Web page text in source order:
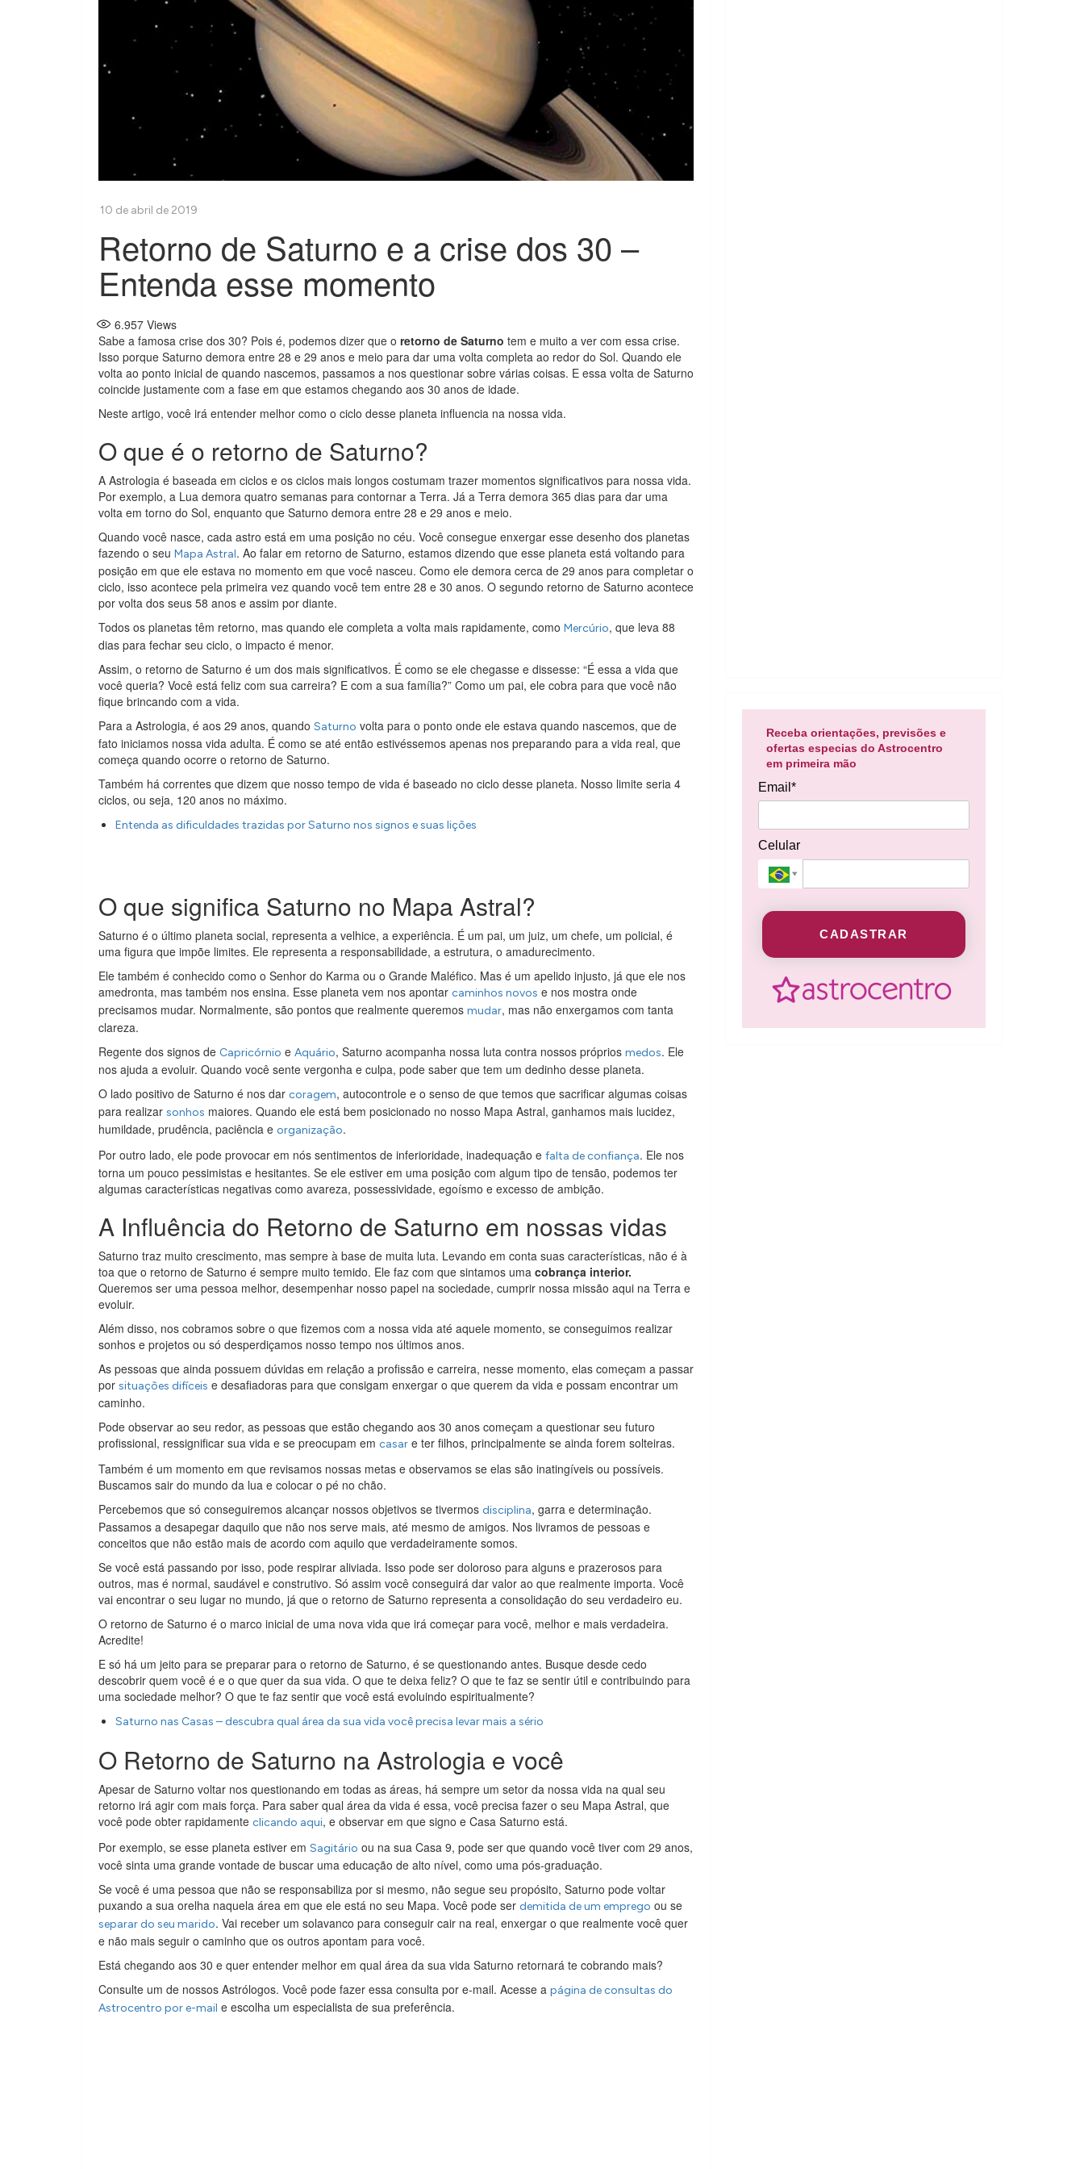
Retorno de Saturno e a crise dos 30 –
Entenda esse momento
6.957 Views
Sabe a famosa crise dos 30? Pois é, podemos dizer que o retorno de Saturno tem e muito a ver com essa crise.
Isso porque Saturno demora entre 28 e 29 anos e meio para dar uma volta completa ao redor do Sol. Quando ele
volta ao ponto inicial de quando nascemos, passamos a nos questionar sobre várias coisas. E essa volta de Saturno
coincide justamente com a fase em que estamos chegando aos 30 anos de idade.
Neste artigo, você irá entender melhor como o ciclo desse planeta influencia na nossa vida.
O que é o retorno de Saturno?
A Astrologia é baseada em ciclos e os ciclos mais longos costumam trazer momentos significativos para nossa vida.
Por exemplo, a Lua demora quatro semanas para contornar a Terra. Já a Terra demora 365 dias para dar uma
volta em torno do Sol, enquanto que Saturno demora entre 28 e 29 anos e meio.
Quando você nasce, cada astro está em uma posição no céu. Você consegue enxergar esse desenho dos planetas
fazendo o seu Mapa Astral. Ao falar em retorno de Saturno, estamos dizendo que esse planeta está voltando para
posição em que ele estava no momento em que você nasceu. Como ele demora cerca de 29 anos para completar o
ciclo, isso acontece pela primeira vez quando você tem entre 28 e 30 anos. O segundo retorno de Saturno acontece
por volta dos seus 58 anos e assim por diante.
Todos os planetas têm retorno, mas quando ele completa a volta mais rapidamente, como Mercúrio, que leva 88
dias para fechar seu ciclo, o impacto é menor.
Assim, o retorno de Saturno é um dos mais significativos. É como se ele chegasse e dissesse: “É essa a vida que
você queria? Você está feliz com sua carreira? E com a sua família?” Como um pai, ele cobra para que você não
fique brincando com a vida.
Para a Astrologia, é aos 29 anos, quando Saturno volta para o ponto onde ele estava quando nascemos, que de
fato iniciamos nossa vida adulta. É como se até então estivéssemos apenas nos preparando para a vida real, que
começa quando ocorre o retorno de Saturno.
Também há correntes que dizem que nosso tempo de vida é baseado no ciclo desse planeta. Nosso limite seria 4
ciclos, ou seja, 120 anos no máximo.
Entenda as dificuldades trazidas por Saturno nos signos e suas lições
O que significa Saturno no Mapa Astral?
Saturno é o último planeta social, representa a velhice, a experiência. É um pai, um juiz, um chefe, um policial, é
uma figura que impõe limites. Ele representa a responsabilidade, a estrutura, o amadurecimento.
Ele também é conhecido como o Senhor do Karma ou o Grande Maléfico. Mas é um apelido injusto, já que ele nos
amedronta, mas também nos ensina. Esse planeta vem nos apontar caminhos novos e nos mostra onde
precisamos mudar. Normalmente, são pontos que realmente queremos mudar, mas não enxergamos com tanta
clareza.
Regente dos signos de Capricórnio e Aquário, Saturno acompanha nossa luta contra nossos próprios medos. Ele
nos ajuda a evoluir. Quando você sente vergonha e culpa, pode saber que tem um dedinho desse planeta.
O lado positivo de Saturno é nos dar coragem, autocontrole e o senso de que temos que sacrificar algumas coisas
para realizar sonhos maiores. Quando ele está bem posicionado no nosso Mapa Astral, ganhamos mais lucidez,
humildade, prudência, paciência e organização.
Por outro lado, ele pode provocar em nós sentimentos de inferioridade, inadequação e falta de confiança. Ele nos
torna um pouco pessimistas e hesitantes. Se ele estiver em uma posição com algum tipo de tensão, podemos ter
algumas características negativas como avareza, possessividade, egoísmo e excesso de ambição.
A Influência do Retorno de Saturno em nossas vidas
Saturno traz muito crescimento, mas sempre à base de muita luta. Levando em conta suas características, não é à
toa que o retorno de Saturno é sempre muito temido. Ele faz com que sintamos uma cobrança interior.
Queremos ser uma pessoa melhor, desempenhar nosso papel na sociedade, cumprir nossa missão aqui na Terra e
evoluir.
Além disso, nos cobramos sobre o que fizemos com a nossa vida até aquele momento, se conseguimos realizar
sonhos e projetos ou só desperdiçamos nosso tempo nos últimos anos.
As pessoas que ainda possuem dúvidas em relação a profissão e carreira, nesse momento, elas começam a passar
por situações difíceis e desafiadoras para que consigam enxergar o que querem da vida e possam encontrar um
caminho.
Pode observar ao seu redor, as pessoas que estão chegando aos 30 anos começam a questionar seu futuro
profissional, ressignificar sua vida e se preocupam em casar e ter filhos, principalmente se ainda forem solteiras.
Também é um momento em que revisamos nossas metas e observamos se elas são inatingíveis ou possíveis.
Buscamos sair do mundo da lua e colocar o pé no chão.
Percebemos que só conseguiremos alcançar nossos objetivos se tivermos disciplina, garra e determinação.
Passamos a desapegar daquilo que não nos serve mais, até mesmo de amigos. Nos livramos de pessoas e
conceitos que não estão mais de acordo com aquilo que verdadeiramente somos.
Se você está passando por isso, pode respirar aliviada. Isso pode ser doloroso para alguns e prazerosos para
outros, mas é normal, saudável e construtivo. Só assim você conseguirá dar valor ao que realmente importa. Você
vai encontrar o seu lugar no mundo, já que o retorno de Saturno representa a consolidação do seu verdadeiro eu.
O retorno de Saturno é o marco inicial de uma nova vida que irá começar para você, melhor e mais verdadeira.
Acredite!
E só há um jeito para se preparar para o retorno de Saturno, é se questionando antes. Busque desde cedo
descobrir quem você é e o que quer da sua vida. O que te deixa feliz? O que te faz se sentir útil e contribuindo para
uma sociedade melhor? O que te faz sentir que você está evoluindo espiritualmente?
Saturno nas Casas – descubra qual área da sua vida você precisa levar mais a sério
O Retorno de Saturno na Astrologia e você
Apesar de Saturno voltar nos questionando em todas as áreas, há sempre um setor da nossa vida na qual seu
retorno irá agir com mais força. Para saber qual área da vida é essa, você precisa fazer o seu Mapa Astral, que
você pode obter rapidamente clicando aqui, e observar em que signo e Casa Saturno está.
Por exemplo, se esse planeta estiver em Sagitário ou na sua Casa 9, pode ser que quando você tiver com 29 anos,
você sinta uma grande vontade de buscar uma educação de alto nível, como uma pós-graduação.
Se você é uma pessoa que não se responsabiliza por si mesmo, não segue seu propósito, Saturno pode voltar
puxando a sua orelha naquela área em que ele está no seu Mapa. Você pode ser demitida de um emprego ou se
separar do seu marido. Vai receber um solavanco para conseguir cair na real, enxergar o que realmente você quer
e não mais seguir o caminho que os outros apontam para você.
Está chegando aos 30 e quer entender melhor em qual área da sua vida Saturno retornará te cobrando mais?
Consulte um de nossos Astrólogos. Você pode fazer essa consulta por e-mail. Acesse a página de consultas do
Astrocentro por e-mail e escolha um especialista de sua preferência.
Receba orientações, previsões e
ofertas especias do Astrocentro
em primeira mão
Email*
Celular
CADASTRAR